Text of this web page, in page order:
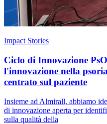
Impact Stories
Ciclo di Innovazione
l'innovazione nella
centrato sul paziente
Insieme ad Almirall, abbiamo
di innovazione aperta per
sulla qualità della